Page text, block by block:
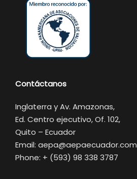
Contáctanos
Inglaterra y Av. Amazonas,
Ed. Centro ejecutivo, Of. 102,
Quito – Ecuador
Email: aepa@aepaecuador.com
Phone: + (593) 98 338 3787